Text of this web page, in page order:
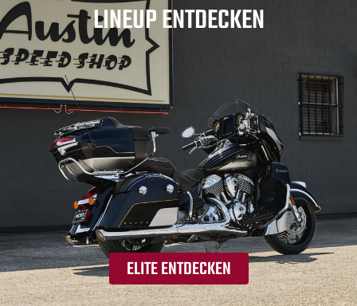
LINEUP ENTDECKEN
ELITE ENTDECKEN